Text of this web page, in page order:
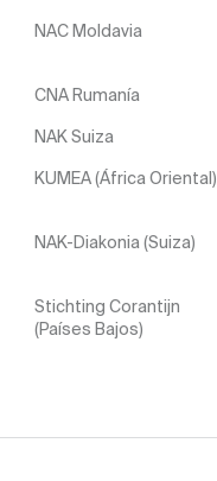
NAC Moldavia
CNA Rumanía
NAK Suiza
KUMEA (África Oriental)
NAK-Diakonia (Suiza)
Stichting Corantijn
(Países Bajos)